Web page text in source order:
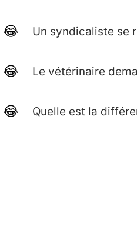
Un syndicaliste se
Le vétérinaire
Quelle est la